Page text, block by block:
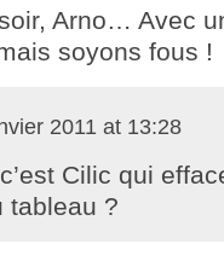
Arno… Avec
soyons fous !
2011 at 13:28
Cilic qui
tableau ?